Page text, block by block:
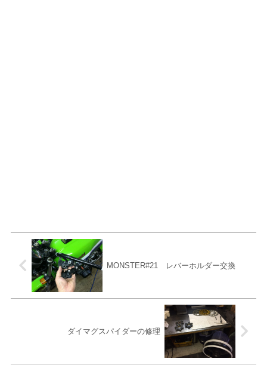
MONSTER#21 レバーホルダー交換
ダイマグスパイダーの修理